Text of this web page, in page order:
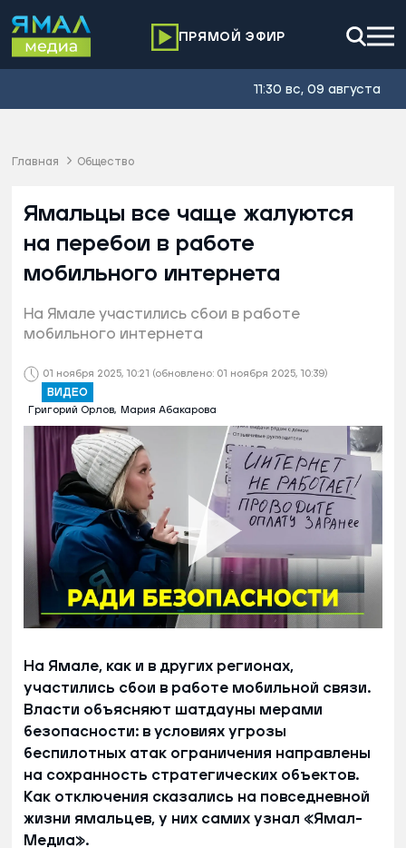
ПРЯМОЙ ЭФИР
11:30 вс, 09 августа
Главная Общество
01 ноября 2025, 10:21 (обновлено: 01 ноября 2025, 10:39)
ВИДЕО
Григорий Орлов, Мария Абакарова
Ямальцы все чаще жалуются
на перебои в работе
мобильного интернета
На Ямале участились сбои в работе
мобильного интернета
На Ямале, как и в других регионах,
участились сбои в работе мобильной связи.
Власти объясняют шатдауны мерами
безопасности: в условиях угрозы
беспилотных атак ограничения направлены
на сохранность стратегических объектов.
Как отключения сказались на повседневной
жизни ямальцев, у них самих узнал «Ямал-
Медиа».